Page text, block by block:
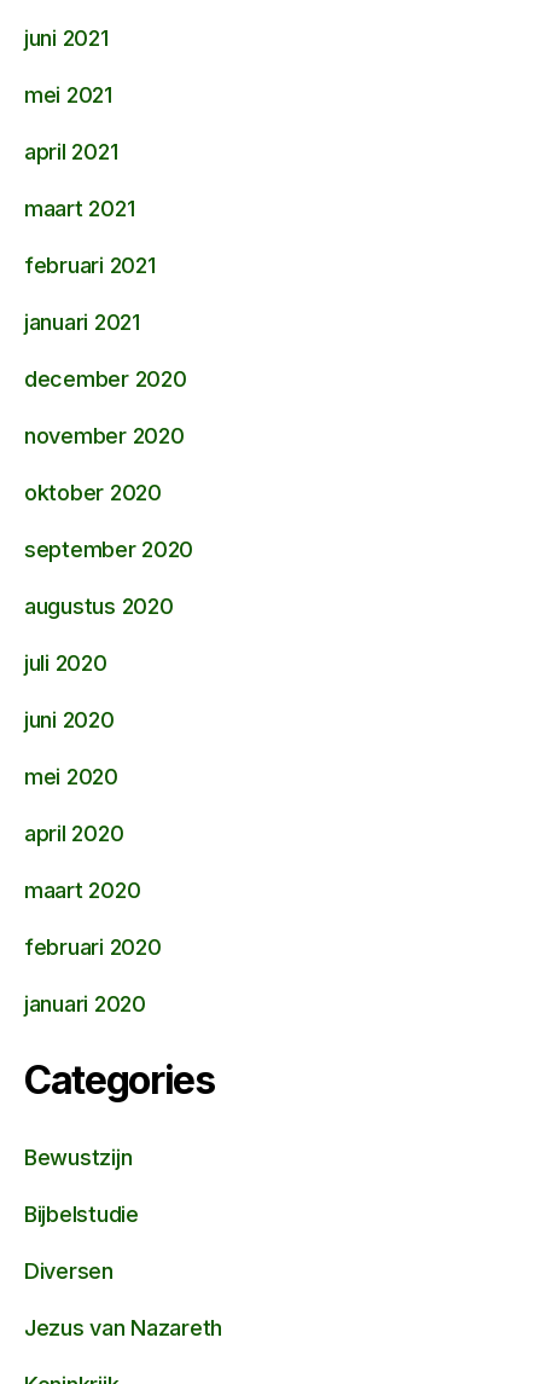
juni 2021
mei 2021
april 2021
maart 2021
februari 2021
januari 2021
december 2020
november 2020
oktober 2020
september 2020
augustus 2020
juli 2020
juni 2020
mei 2020
april 2020
maart 2020
februari 2020
januari 2020
Categories
Bewustzijn
Bijbelstudie
Diversen
Jezus van Nazareth